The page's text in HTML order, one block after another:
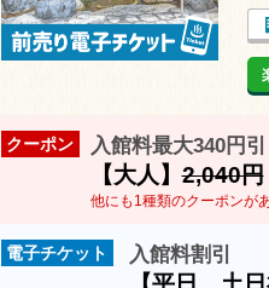
クーポン 入館料最大340円引
【大人】2,040円
他にも1種類のクーポンが
電子チケット 入館料割引